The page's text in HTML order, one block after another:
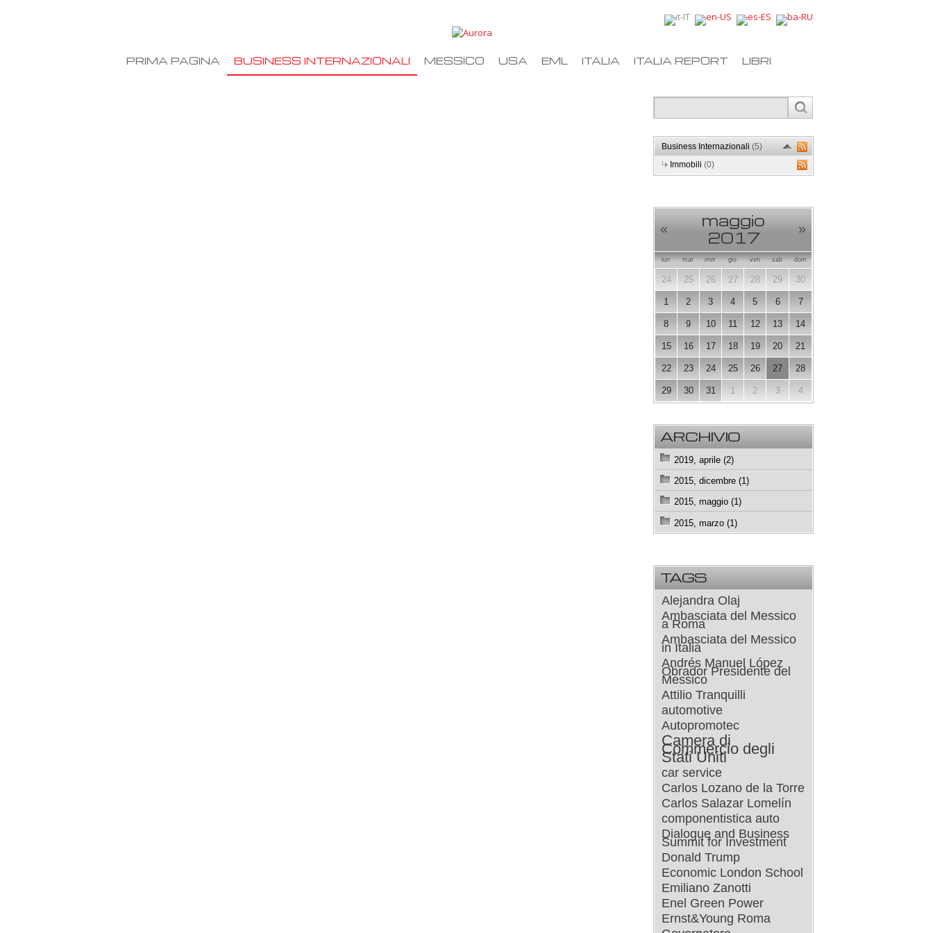
PRIMA PAGINA BUSINESS INTERNAZIONALI MESSICO USA EML ITALIA ITALIA REPORT LIBRI
Business Internazionali(5)
Immobili(0)
«
maggio
2017
»
lun mar mer gio ven sab dom
24 25 26 27 28 29 30
1 2 3 4 5 6 7
8 9 10 11 12 13 14
15 16 17 18 19 20 21
22 23 24 25 26 27 28
29 30 31 1 2 3 4
ARCHIVIO
2019, aprile (2)
2015, dicembre (1)
2015, maggio (1)
2015, marzo (1)
TAGS
Alejandra Olaj
Ambasciata del Messico
a Roma
Ambasciata del Messico
in Italia
Andrés Manuel López
Obrador Presidente del
Messico
Attilio Tranquilli
automotive
Autopromotec
Camera di
Commercio degli
Stati Uniti
car service
Carlos Lozano de la Torre
Carlos Salazar Lomelín
componentistica auto
Dialogue and Business
Summit for Investment
Donald Trump
Economic London School
Emiliano Zanotti
Enel Green Power
Ernst&Young Roma